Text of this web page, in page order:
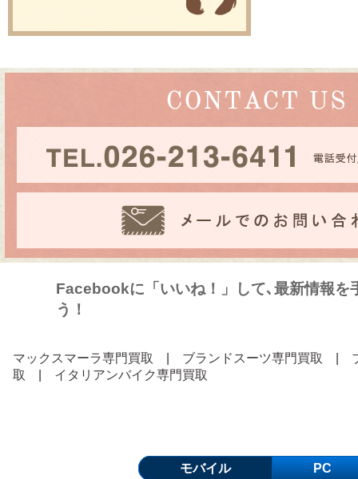
Facebookに「いいね！」して､最新情報を
う！
マックスマーラ専門買取 ブランドスーツ専門買取
取
イタリアンバイク専門買取
モバイル PC